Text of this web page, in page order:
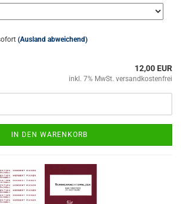
(Ausland abweichend)
12,00 EUR
inkl. 7% MwSt. versandkostenfrei
IN DEN WARENKORB